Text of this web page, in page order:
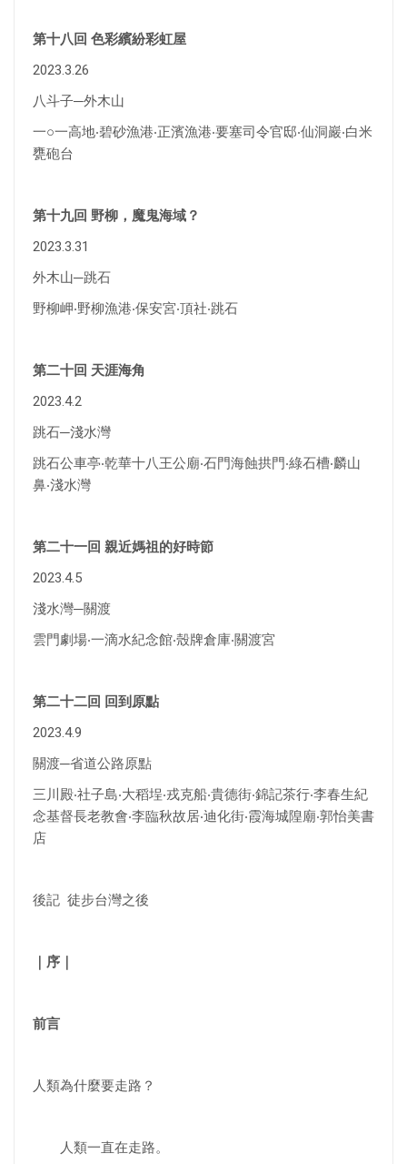
第十八回 色彩繽紛彩虹屋
2023.3.26
八斗子─外木山
一○一高地‧碧砂漁港‧正濱漁港‧要塞司令官邸‧仙洞巖‧白米
甕砲台
第十九回 野柳，魔鬼海域？
2023.3.31
外木山─跳石
野柳岬‧野柳漁港‧保安宮‧頂社‧跳石
第二十回 天涯海角
2023.4.2
跳石─淺水灣
跳石公車亭‧乾華十八王公廟‧石門海蝕拱門‧綠石槽‧麟山
鼻‧淺水灣
第二十一回 親近媽祖的好時節
2023.4.5
淺水灣─關渡
雲門劇場‧一滴水紀念館‧殼牌倉庫‧關渡宮
第二十二回 回到原點
2023.4.9
關渡─省道公路原點
三川殿‧社子島‧大稻埕‧戎克船‧貴德街‧錦記茶行‧李春生紀
念基督長老教會‧李臨秋故居‧迪化街‧霞海城隍廟‧郭怡美書
店
後記 徒步台灣之後
｜序｜
前言
人類為什麼要走路？
人類一直在走路。